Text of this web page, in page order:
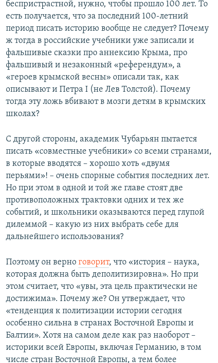
беспристрастной, нужно, чтобы прошло 100 лет. То
есть получается, что за последний 100-летний
период писать историю вообще не следует? Почему
ж тогда в российские учебники уже записали и
фальшивые сказки про аннексию Крыма, про
фальшивый и незаконный «референдум», а
«героев крымской весны» описали так, как
описывают и Петра І (не Лев Толстой). Почему
тогда эту ложь вбивают в мозги детям в крымских
школах?
С другой стороны, академик Чубарьян пытается
писать «совместные учебники» со всеми странами,
в которые вводятся – хорошо хоть «двумя
перьями»! – очень спорные события последних лет.
Но при этом в одной и той же главе стоят две
противоположных трактовки одних и тех же
событий, и школьники оказываются перед глупой
дилеммой – какую из них выбрать себе для
дальнейшего использования?
Поэтому он верно говорит, что «история – наука,
которая должна быть деполитизировна». Но при
этом считает, что «увы, эта цель практически не
достижима». Почему же? Он утверждает, что
«тенденция к политизации истории сегодня
особенно сильна в странах Восточной Европы и
Балтии». Хотя на самом деле как раз наоборот –
историки всей Европы, включая Германию, в том
числе стран Восточной Европы, а тем более